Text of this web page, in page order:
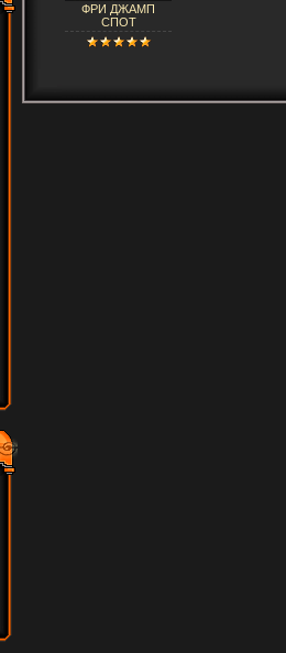
ФРИ ДЖАМП
СПОТ